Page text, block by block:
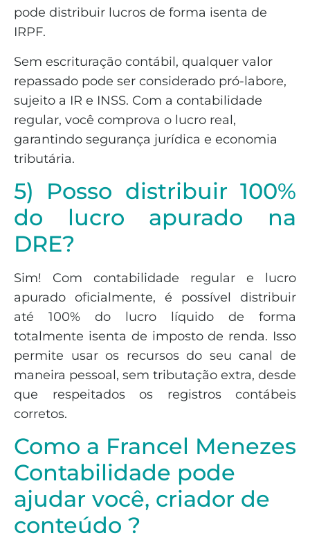
pode distribuir lucros de forma isenta de
IRPF.
Sem escrituração contábil, qualquer valor
repassado pode ser considerado pró-labore,
sujeito a IR e INSS. Com a contabilidade
regular, você comprova o lucro real,
garantindo segurança jurídica e economia
tributária.
5) Posso distribuir 100%
do lucro apurado na
DRE?
Sim! Com contabilidade regular e lucro
apurado oficialmente, é possível distribuir
até 100% do lucro líquido de forma
totalmente isenta de imposto de renda. Isso
permite usar os recursos do seu canal de
maneira pessoal, sem tributação extra, desde
que respeitados os registros contábeis
corretos.
Como a Francel Menezes
Contabilidade pode
ajudar você, criador de
conteúdo ?